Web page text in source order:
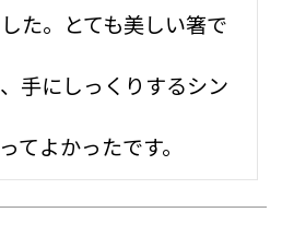
た。とても美しい箸で
手にしっくりするシン
てよかったです。